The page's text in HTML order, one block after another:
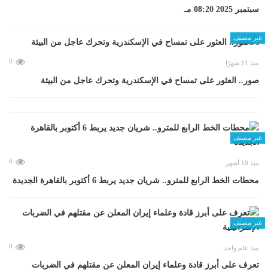
سبتمبر 2025 08:20 مـ
غير مصنف
منذ 11 شهرًا 0
صور.. العثور على تمساح في الإسكندرية وتحرك عاجل من البيئة
غير مصنف
منذ 10 أشهر 0
محطات الخط الرابع للمترو.. شريان جديد يربط 6 أكتوبر بالقاهرة الجديدة
غير مصنف
منذ عام واحد 0
تعرف على أبرز قادة وعلماء إيران المعلن عن مقتلهم في الضربات